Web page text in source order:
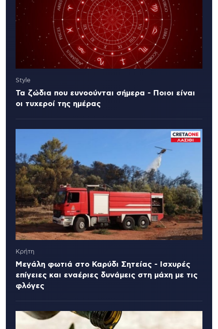
Style
Τα ζώδια που ευνοούνται σήμερα - Ποιοι είναι
οι τυχεροί της ημέρας
Κρήτη
Μεγάλη φωτιά στο Καρύδι Σητείας - Ισχυρές
επίγειες και εναέριες δυνάμεις στη μάχη με τις
φλόγες